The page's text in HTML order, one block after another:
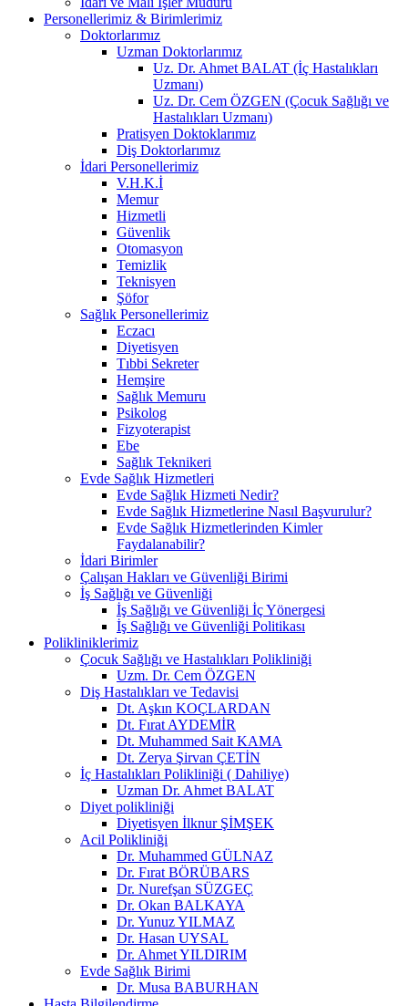
Personellerimiz & Birimlerimiz
Doktorlarımız
Uzman Doktorlarımız
Uz. Dr. Ahmet BALAT (İç Hastalıkları
Uzmanı)
Uz. Dr. Cem ÖZGEN (Çocuk Sağlığı ve
Hastalıkları Uzmanı)
Pratisyen Doktoklarımız
Diş Doktorlarımız
İdari Personellerimiz
V.H.K.İ
Memur
Hizmetli
Güvenlik
Otomasyon
Temizlik
Teknisyen
Şöfor
Sağlık Personellerimiz
Eczacı
Diyetisyen
Tıbbi Sekreter
Hemşire
Sağlık Memuru
Psikolog
Fizyoterapist
Ebe
Sağlık Teknikeri
Evde Sağlık Hizmetleri
Evde Sağlık Hizmeti Nedir?
Evde Sağlık Hizmetlerine Nasıl Başvurulur?
Evde Sağlık Hizmetlerinden Kimler
Faydalanabilir?
İdari Birimler
Çalışan Hakları ve Güvenliği Birimi
İş Sağlığı ve Güvenliği
İş Sağlığı ve Güvenliği İç Yönergesi
İş Sağlığı ve Güvenliği Politikası
Polikliniklerimiz
Çocuk Sağlığı ve Hastalıkları Polikliniği
Uzm. Dr. Cem ÖZGEN
Diş Hastalıkları ve Tedavisi
Dt. Aşkın KOÇLARDAN
Dt. Fırat AYDEMİR
Dt. Muhammed Sait KAMA
Dt. Zerya Şirvan ÇETİN
İç Hastalıkları Polikliniği ( Dahiliye)
Uzman Dr. Ahmet BALAT
Diyet polikliniği
Diyetisyen İlknur ŞİMŞEK
Acil Polikliniği
Dr. Muhammed GÜLNAZ
Dr. Fırat BÖRÜBARS
Dr. Nurefşan SÜZGEÇ
Dr. Okan BALKAYA
Dr. Yunuz YILMAZ
Dr. Hasan UYSAL
Dr. Ahmet YILDIRIM
Evde Sağlık Birimi
Dr. Musa BABURHAN